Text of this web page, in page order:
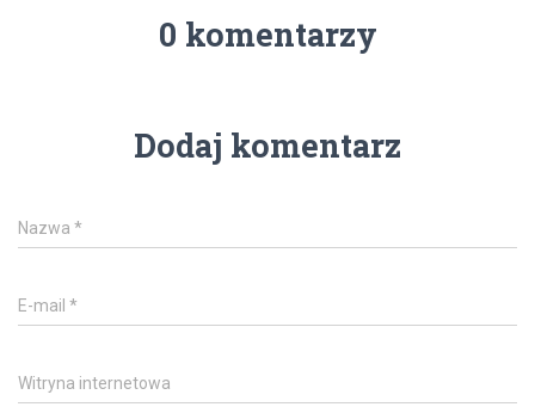
0 komentarzy
Dodaj komentarz
Nazwa *
E-mail *
Witryna internetowa